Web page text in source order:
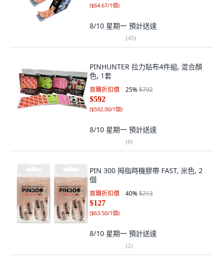
($64.67/1個)
8/10 星期一 預計送達
(45)
PINHUNTER 拉力貼布4件組, 混合顏
色, 1套
首購折扣價 25%$792
$592
($592.00/1個)
8/10 星期一 預計送達
(8)
PIN 300 拇指時機膠帶 FAST, 米色, 2
個
首購折扣價 40%$213
$127
($63.50/1個)
8/10 星期一 預計送達
(2)